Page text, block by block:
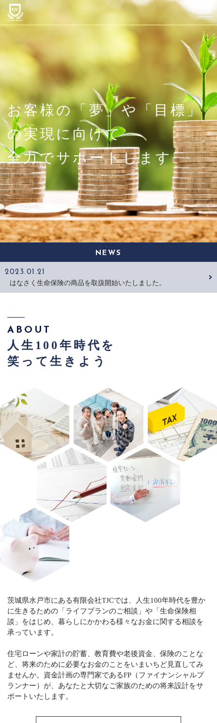
スタッフ紹介
よくある質問
アクセス
販売勧誘方針・プライバシーポリシー
お知らせ
お問い合わせ
CONTACT
メールでの受付
お電話での受付
029-350-5199
受付時間：10:00～19:00
お客様の「夢」や「目標」
の実現に向けて
全力でサポートします
NEWS
2023.01.21
はなさく生命保険の商品を取扱開始いたしました。
ABOUT
人生100年時代を
笑って生きよう
茨城県水戸市にある有限会社TJCでは、人生100年時代を豊か
に生きるための「ライフプランのご相談」や「生命保険相
談」をはじめ、暮らしにかかわる様々なお金に関する相談を
承っています。
住宅ローンや家計の貯蓄、教育費や老後資金、保険のことな
ど、将来のために必要なお金のことをいまいちど見直してみ
ませんか。資金計画の専門家であるFP（ファイナンシャルプ
ランナー）が、あなたと大切なご家族のための将来設計をサ
ポートいたします。